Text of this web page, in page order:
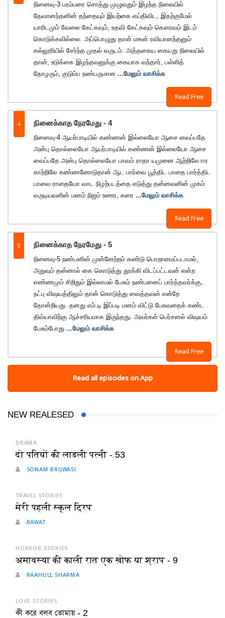
Read Free
நினைவு-3 பரம்பரை சொத்து முழுவதும் இழந்த நிலையில்
தேவானந்தனின் தந்தையும் இயற்கை எய்திவிட, இதற்குமேல்
யாரிடமும் வேலை கேட்கவும், உதவி கேட்கவும் கௌரவம் இடம்
கொடுக்கவில்லை. அப்பொழுது தான் மகன் ரவியானந்தனும்
கல்லூரியில் சேர்ந்த முதல் வருடம். அத்தகைய கையறு நிலையில்
தான், உடுக்கை இழந்தவனுக்கு கையாக வந்தார், பள்ளித்
தோழரும், குடும்ப நண்பருமான ...மேலும் வாசிக்க
4 நினைக்காத நேரமேது - 4
Read Free
நினைவு-4 ஆயர்பாடியில் கண்ணன் இல்லையோ ஆசை வைப்பதே
அன்பு தொல்லையோ ஆயர்பாடியில் கண்ணன் இல்லையோ ஆசை
வைப்பதே அன்பு தொல்லையோ பாவம் ராதா யமுனை ஆற்றிலே ஈர
காற்றிலே கண்ணனோடுதான் ஆட பார்வை பூத்திட பாதை பார்த்திட
பாவை ராதையோ வாட நிழற்படத்தை எடுத்து தன்னவனின் முகம்
வருடியவளின் மனம் நிஜம் உணர, கரை ...மேலும் வாசிக்க
5 நினைக்காத நேரமேது - 5
Read Free
நினைவு-5 நண்பனின் முன்னேற்றம் கண்டு பொறாமைப்படாமல்,
அதுவும் தன்னால் கை கொடுத்து தூக்கி விடப்பட்டவன் என்ற
எண்ணமும் சிறிதும் இல்லாமல் பேசும் நண்பனைப் பார்த்தவர்க்கு,
நட்பு விஷயத்திலும் தான் கொடுத்து வைத்தவன் என்றே
தோன்றியது. தனது எம்.டி இப்படி மனம் விட்டு பேசுவதைக் கண்ட‌
திவ்யாவிற்கு ஆச்சரியமாக இருந்தது. அவர்கள் பெர்சனல் விஷயம்
பேசும்போது ...மேலும் வாசிக்க
Read all episodes on App
NEW REALESED
DRAMA
दो पतियों की लाडली पत्नी - 53
SONAM BRIJWASI
TRAVEL STORIES
मेरी पहली स्कूल ट्रिप
RAWAT
HORROR STORIES
अमावस्या की काली रात एक खोफ या श्राप - 9
RAAHULL SHARMA
LOVE STORIES
কী করে বলব তোমায় - 2